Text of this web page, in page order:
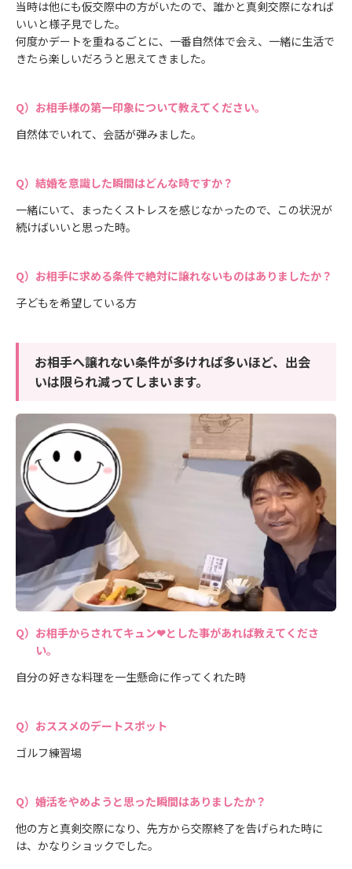
当時は他にも仮交際中の方がいたので、誰かと真剣交際になれば
いいと様子見でした。
何度かデートを重ねるごとに、一番自然体で会え、一緒に生活で
きたら楽しいだろうと思えてきました。
お相手様の第一印象について教えてください。
自然体でいれて、会話が弾みました。
結婚を意識した瞬間はどんな時ですか？
一緒にいて、まったくストレスを感じなかったので、この状況が
続けばいいと思った時。
お相手に求める条件で絶対に譲れないものはありましたか？
子どもを希望している方
お相手へ譲れない条件が多ければ多いほど、出会
いは限られ減ってしまいます。
お相手からされてキュン❤とした事があれば教えてくださ
い。
自分の好きな料理を一生懸命に作ってくれた時
おススメのデートスポット
ゴルフ練習場
婚活をやめようと思った瞬間はありましたか？
他の方と真剣交際になり、先方から交際終了を告げられた時に
は、かなりショックでした。